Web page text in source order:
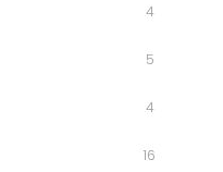
4
5
4
16